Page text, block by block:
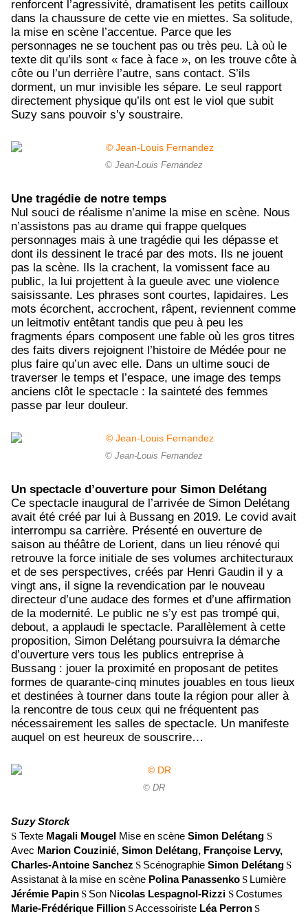
renforcent l’agressivité, dramatisent les petits cailloux
dans la chaussure de cette vie en miettes. Sa solitude,
la mise en scène l’accentue. Parce que les
personnages ne se touchent pas ou très peu. Là où le
texte dit qu’ils sont « face à face », on les trouve côte à
côte ou l’un derrière l’autre, sans contact. S’ils
dorment, un mur invisible les sépare. Le seul rapport
directement physique qu’ils ont est le viol que subit
Suzy sans pouvoir s’y soustraire.
© Jean-Louis Fernandez
Une tragédie de notre temps
Nul souci de réalisme n’anime la mise en scène. Nous
n’assistons pas au drame qui frappe quelques
personnages mais à une tragédie qui les dépasse et
dont ils dessinent le tracé par des mots. Ils ne jouent
pas la scène. Ils la crachent, la vomissent face au
public, la lui projettent à la gueule avec une violence
saisissante. Les phrases sont courtes, lapidaires. Les
mots écorchent, accrochent, râpent, reviennent comme
un leitmotiv entêtant tandis que peu à peu les
fragments épars composent une fable où les gros titres
des faits divers rejoignent l’histoire de Médée pour ne
plus faire qu’un avec elle. Dans un ultime souci de
traverser le temps et l’espace, une image des temps
anciens clôt le spectacle : la sainteté des femmes
passe par leur douleur.
© Jean-Louis Fernandez
Un spectacle d’ouverture pour Simon Delétang
Ce spectacle inaugural de l’arrivée de Simon Delétang
avait été créé par lui à Bussang en 2019. Le covid avait
interrompu sa carrière. Présenté en ouverture de
saison au théâtre de Lorient, dans un lieu rénové qui
retrouve la force initiale de ses volumes architecturaux
et de ses perspectives, créés par Henri Gaudin il y a
vingt ans, il signe la revendication par le nouveau
directeur d’une audace des formes et d’une affirmation
de la modernité. Le public ne s’y est pas trompé qui,
debout, a applaudi le spectacle. Parallèlement à cette
proposition, Simon Delétang poursuivra la démarche
d’ouverture vers tous les publics entreprise à
Bussang : jouer la proximité en proposant de petites
formes de quarante-cinq minutes jouables en tous lieux
et destinées à tourner dans toute la région pour aller à
la rencontre de tous ceux qui ne fréquentent pas
nécessairement les salles de spectacle. Un manifeste
auquel on est heureux de souscrire…
© DR
Suzy Storck
S Texte Magali Mougel Mise en scène Simon Delétang S
Avec Marion Couzinié, Simon Delétang, Françoise Lervy,
Charles-Antoine Sanchez S Scénographie Simon Delétang S
Assistanat à la mise en scène Polina Panassenko S Lumière
Jérémie Papin S Son Nicolas Lespagnol-Rizzi SCostumes
Marie-Frédérique Fillion SAccessoiriste Léa Perron S